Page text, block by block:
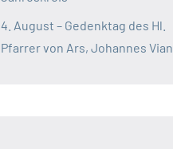
4. August – Gedenktag des Hl.
Pfarrer von Ars, Johannes